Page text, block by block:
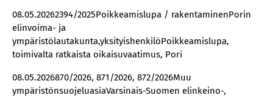
08.05.20262394/2025Poikkeamislupa / rakentaminenPorin
elinvoima- ja
ympäristölautakunta,yksityishenkilöPoikkeamislupa,
toimivalta ratkaista oikaisuvaatimus, Pori
08.05.2026870/2026, 871/2026, 872/2026Muu
ympäristönsuojeluasiaVarsinais-Suomen elinkeino-,